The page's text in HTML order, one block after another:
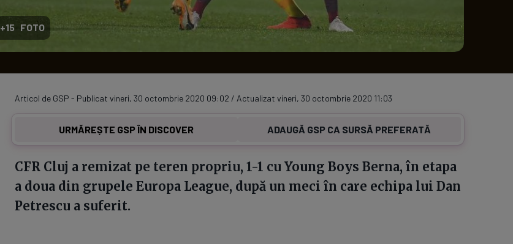
+15 FOTO
Articol de GSP - Publicat vineri, 30 octombrie 2020 09:02 / Actualizat vineri, 30 octombrie 2020 11:03
URMĂREȘTE GSP ÎN DISCOVER ADAUGĂ GSP CA SURSĂ PREFERATĂ
CFR Cluj a remizat pe teren propriu, 1-1 cu Young Boys Berna, în etapa
a doua din grupele Europa League, după un meci în care echipa lui Dan
Petrescu a suferit.